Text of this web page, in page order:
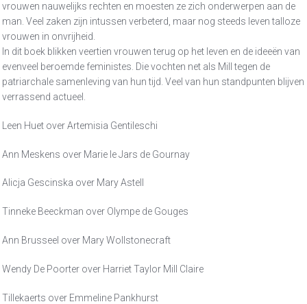
vrouwen nauwelijks rechten en moesten ze zich onderwerpen aan de
man. Veel zaken zijn intussen verbeterd, maar nog steeds leven talloze
vrouwen in onvrijheid.
In dit boek blikken veertien vrouwen terug op het leven en de ideeën van
evenveel beroemde feministes. Die vochten net als Mill tegen de
patriarchale samenleving van hun tijd. Veel van hun standpunten blijven
verrassend actueel.
Leen Huet over Artemisia Gentileschi
Ann Meskens over Marie le Jars de Gournay
Alicja Gescinska over Mary Astell
Tinneke Beeckman over Olympe de Gouges
Ann Brusseel over Mary Wollstonecraft
Wendy De Poorter over Harriet Taylor Mill Claire
Tillekaerts over Emmeline Pankhurst